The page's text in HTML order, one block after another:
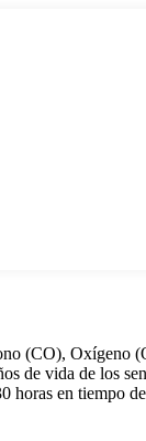
Oxígeno
de vida de los
horas en tiempo